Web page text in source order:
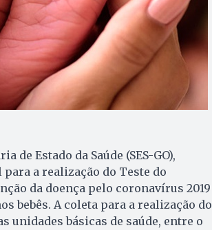
de Estado da Saúde (SES-GO),
a realização do Teste do
da doença pelo coronavírus 2019
bebês. A coleta para a realização do
unidades básicas de saúde, entre o